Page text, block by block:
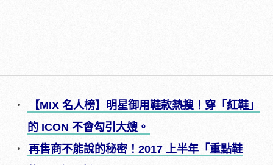
【MIX 名人榜】明星御用鞋款熱搜！穿「紅鞋」
的 ICON 不會勾引大嫂。
再售商不能說的秘密！2017 上半年「重點鞋